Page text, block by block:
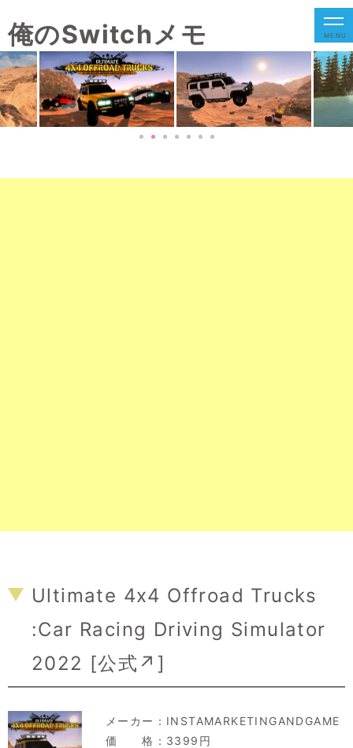
俺のSwitchメモ MENU
Ultimate 4x4 Offroad Trucks
:Car Racing Driving Simulator
2022 [公式↗ ]
メーカー： INSTAMARKETINGANDGAME
価 格：3399円